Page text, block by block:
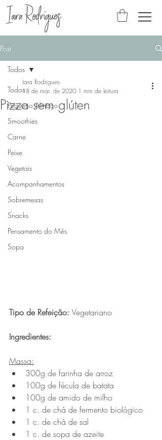
Post
Todos
Pequeno Almoço
Smoothies
Carne
Peixe
Vegetais
Acompanhamentos
Sobremesas
Snacks
Pensamento do Mês
Sopa
Todos
Pizza sem glúten
Iara Rodrigues
18 de mar. de 2020 1 min de leitura
Tipo de Refeição: Vegetariano
Ingredientes:
Massa:
300g de farinha de arroz
100g de fécula de batata
100g de amido de milho
1 c. de chá de fermento biológico
1 c. de chá de sal
1 c. de sopa de azeite